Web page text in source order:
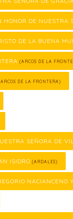
HONOR DE NUESTRA
DE LA BUENA
(ARCOS DE LA
DE LA FRONTERA)
SEÑORA DE
ISIDRO (ARDALES)
NACIANCENO